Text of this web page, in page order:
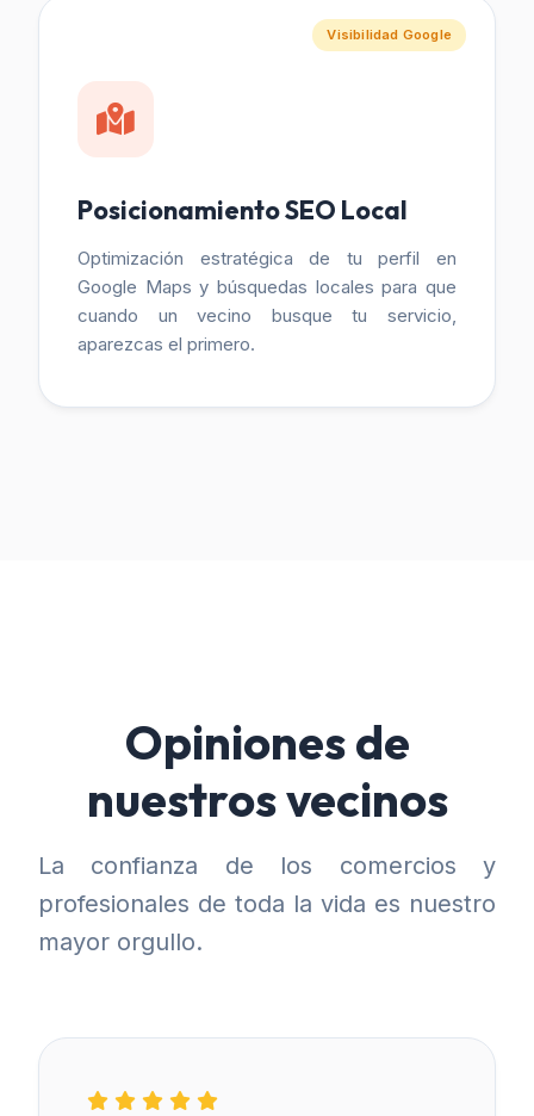
Visibilidad Google
Posicionamiento SEO Local
Optimización estratégica de tu perfil en
Google Maps y búsquedas locales para que
cuando un vecino busque tu servicio,
aparezcas el primero.
Opiniones de
nuestros vecinos
La confianza de los comercios y
profesionales de toda la vida es nuestro
mayor orgullo.